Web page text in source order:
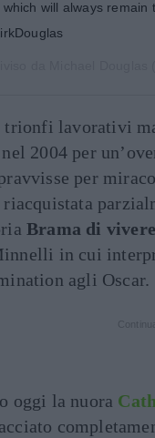
will always
lavorativi
nel 2004 per
per
Brama di vivere
in cui
agli Oscar.
oggi la nuora